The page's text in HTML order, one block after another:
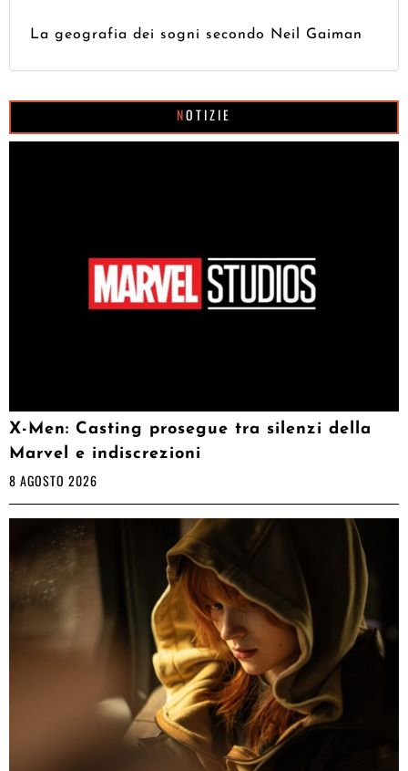
La geografia dei sogni secondo Neil Gaiman
NOTIZIE
X-Men: Casting prosegue tra silenzi della
Marvel e indiscrezioni
8 AGOSTO 2026